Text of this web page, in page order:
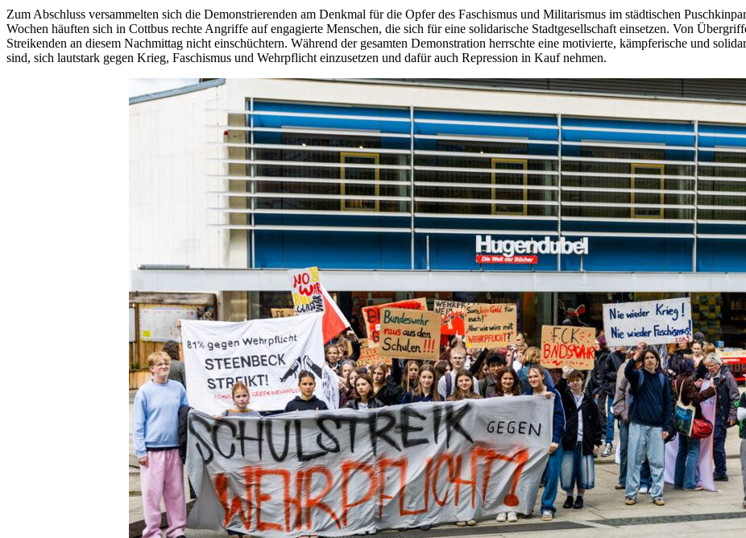
Zum Abschluss versammelten sich die Demonstrierenden am Denkmal für die Opfer des Faschismus und Militarismus im städtischen
Wochen häuften sich in Cottbus rechte Angriffe auf engagierte Menschen, die sich für eine solidarische Stadtgesellschaft einsetzen. Von
Streikenden an diesem Nachmittag nicht einschüchtern. Während der gesamten Demonstration herrschte eine motivierte, kämpferische und
sind, sich lautstark gegen Krieg, Faschismus und Wehrpflicht einzusetzen und dafür auch Repression in Kauf nehmen.